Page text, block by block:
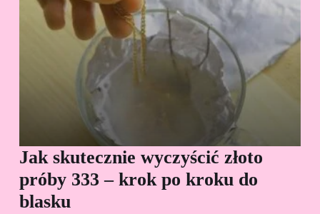
Jak skutecznie wyczyścić złoto
próby 333 – krok po kroku do
blasku